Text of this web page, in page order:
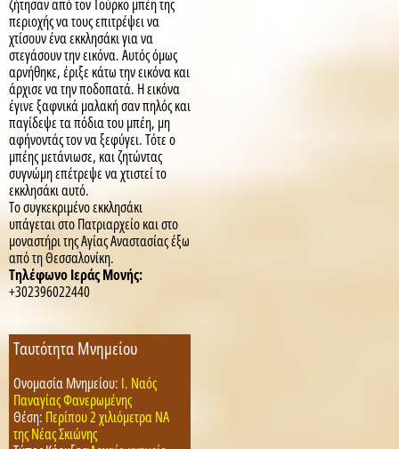
ζήτησαν από τον Τούρκο μπέη της
περιοχής να τους επιτρέψει να
χτίσουν ένα εκκλησάκι για να
στεγάσουν την εικόνα. Αυτός όμως
αρνήθηκε, έριξε κάτω την εικόνα και
άρχισε να την ποδοπατά. Η εικόνα
έγινε ξαφνικά μαλακή σαν πηλός και
παγίδεψε τα πόδια του μπέη, μη
αφήνοντάς τον να ξεφύγει. Τότε ο
μπέης μετάνιωσε, και ζητώντας
συγνώμη επέτρεψε να χτιστεί το
εκκλησάκι αυτό.
Το συγκεκριμένο εκκλησάκι
υπάγεται στο Πατριαρχείο και στο
μοναστήρι της Αγίας Αναστασίας έξω
από τη Θεσσαλονίκη.
Τηλέφωνο Ιεράς Μονής:
+302396022440
Ταυτότητα Μνημείου
Ονομασία Μνημείου: Ι. Ναός
Παναγίας Φανερωμένης
Θέση: Περίπου 2 χιλιόμετρα ΝΑ
της Νέας Σκιώνης